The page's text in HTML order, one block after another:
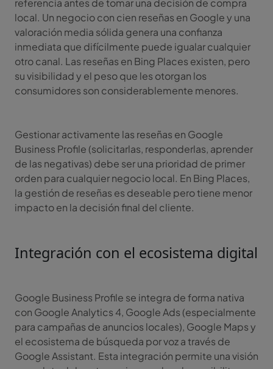
referencia antes de tomar una decisión de compra
local. Un negocio con cien reseñas en Google y una
valoración media sólida genera una confianza
inmediata que difícilmente puede igualar cualquier
otro canal. Las reseñas en Bing Places existen, pero
su visibilidad y el peso que les otorgan los
consumidores son considerablemente menores.
Gestionar activamente las reseñas en Google
Business Profile (solicitarlas, responderlas, aprender
de las negativas) debe ser una prioridad de primer
orden para cualquier negocio local. En Bing Places,
la gestión de reseñas es deseable pero tiene menor
impacto en la decisión final del cliente.
Integración con el ecosistema digital
Google Business Profile se integra de forma nativa
con Google Analytics 4, Google Ads (especialmente
para campañas de anuncios locales), Google Maps y
el ecosistema de búsqueda por voz a través de
Google Assistant. Esta integración permite una visión